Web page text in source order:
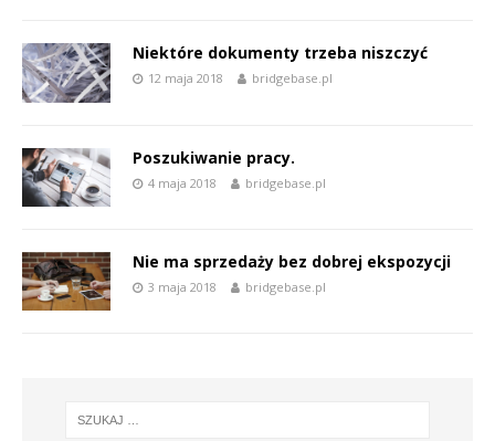
Niektóre dokumenty trzeba niszczyć
12 maja 2018 bridgebase.pl
Poszukiwanie pracy.
4 maja 2018 bridgebase.pl
Nie ma sprzedaży bez dobrej ekspozycji
3 maja 2018 bridgebase.pl